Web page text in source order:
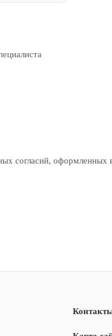
согласий, оформленных